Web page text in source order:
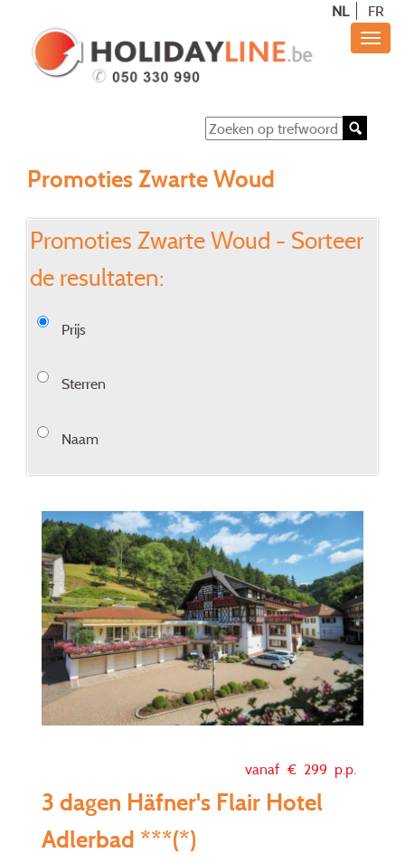
NL FR
Promoties Zwarte Woud
Promoties Zwarte Woud - Sorteer
de resultaten:
Prijs
Sterren
Naam
vanaf € 299 p.p.
3 dagen Häfner's Flair Hotel
Adlerbad ***(*)